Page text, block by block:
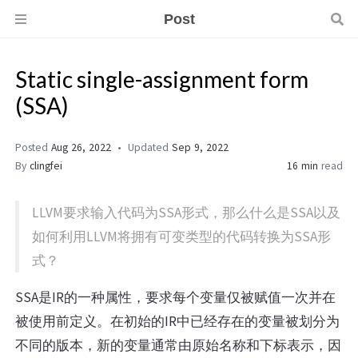
Post
Static single-assignment form
(SSA)
Posted Aug 26, 2022 Updated Sep 9, 2022
By clingfei 16 min read
LLVM要求输入代码为SSA形式，那么什么是SSA以及
如何利用LLVM将拥有可变类型的代码转换为SSA形
式？
SSA是IR的一种属性，要求每个变量仅被赋值一次并在
被使用前定义。在初始的IR中已经存在的变量被划分为
不同的版本，新的变量通常由原始名称和下标表示，因